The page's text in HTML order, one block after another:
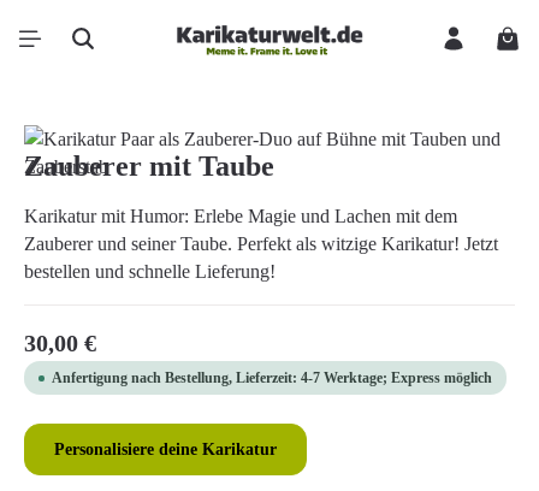
Zum Hauptinhalt springen
Bildergalerie überspringen
Zauberer mit Taube
Karikatur mit Humor: Erlebe Magie und Lachen mit dem
Zauberer und seiner Taube. Perfekt als witzige Karikatur! Jetzt
bestellen und schnelle Lieferung!
Regulärer Preis:
30,00 €
Anfertigung nach Bestellung, Lieferzeit: 4-7 Werktage; Express möglich
Personalisiere deine Karikatur